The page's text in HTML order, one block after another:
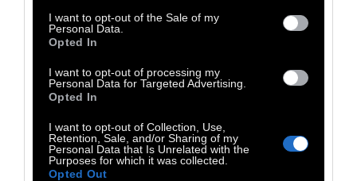
I want to opt-out of the Sale of my
Personal Data.
Opted In
I want to opt-out of processing my
Personal Data for Targeted Advertising.
Opted In
I want to opt-out of Collection, Use,
Retention, Sale, and/or Sharing of my
Personal Data that Is Unrelated with the
Purposes for which it was collected.
Opted Out
Είμαι ευτυχισμένη όσο δεν πηγαίνει με άλλες.
Είμαι ευτυχισμένη όσο δεν το ξέρω.
Είμαι ευτυχισμένη όσο κάθε δεκαπέντε
μέρες μου αφιερώνει μία ώρα.
Είμαι ευτυχισμένη όσο δεν με δέρνει.
Είμαι ευτυχισμένη όσο οι μώλωπές μου είναι
ασήμαντοι.